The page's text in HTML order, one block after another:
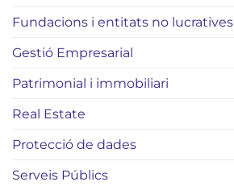
Fundacions i entitats no lucratives
Gestió Empresarial
Patrimonial i immobiliari
Real Estate
Protecció de dades
Serveis Públics